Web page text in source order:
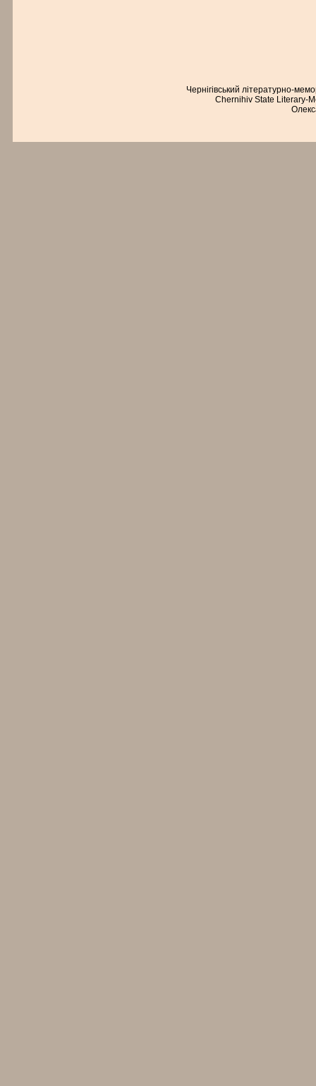
Чернігівський літературно-
Chernihiv State Literary-